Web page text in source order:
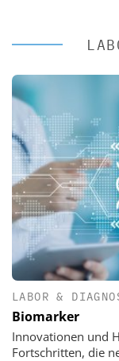
LABOR &
Biomarker
Innovationen und
Fortschritten, die